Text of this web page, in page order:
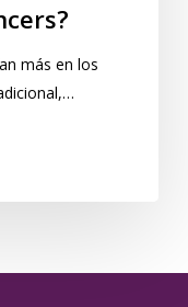
más en los